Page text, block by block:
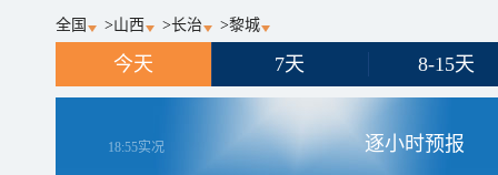
全国 >山西 >长治 >黎城
今天 7天 8-15天
18:55实况 逐小时预报